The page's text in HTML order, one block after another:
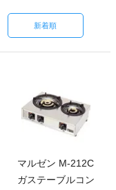
新着順
マルゼン M-212C
ガステーブルコン